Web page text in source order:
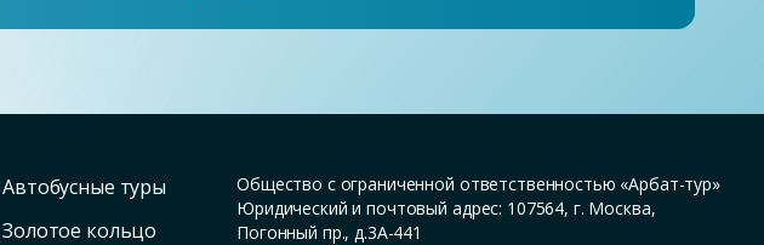
Автобусные туры
Золотое кольцо
Общество с ограниченной ответственностью «Арбат-тур»
Юридический и почтовый адрес: 107564, г. Москва,
Погонный пр., д.3А-441